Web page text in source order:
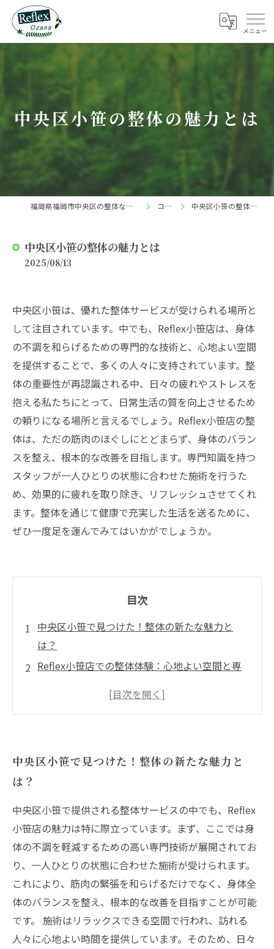
中央区小笹の整体の魅力とは
福岡県福岡市中央区の整体ならReflex 小笹店 コラム 中央区小笹の整体の魅力とは
中央区小笹の整体の魅力とは
2025/08/13
中央区小笹は、優れた整体サービスが受けられる場所と
して注目されています。中でも、Reflex小笹店は、身体
の不調を和らげるための専門的な技術と、心地よい空間
を提供することで、多くの人々に支持されています。整
体の重要性が再認識される中、日々の疲れやストレスを
抱える私たちにとって、日常生活の質を向上させるため
の頼りになる場所と言えるでしょう。Reflex小笹店の整
体は、ただの筋肉のほぐしにとどまらず、身体のバラン
スを整え、根本的な改善を目指します。専門知識を持つ
スタッフが一人ひとりの状態に合わせた施術を行うた
め、効果的に疲れを取り除き、リフレッシュさせてくれ
ます。整体を通じて健康で充実した生活を送るために、
ぜひ一度足を運んでみてはいかがでしょうか。
目次
中央区小笹で見つけた！整体の新たな魅力と
は？
Reflex小笹店での整体体験：心地よい空間と専
日常の疲れを忘れる！整体でリフレッシュする
の真髄
中央区小笹の整体が変える私たちの生活の質
健康で充実した生活へ！Reflex小笹店に行くべ
き理由
中央区小笹で見つけた！整体の新たな魅力と
は？
中央区小笹で提供される整体サービスの中でも、Reflex
小笹店の魅力は特に際立っています。まず、ここでは身
体の不調を軽減するための高い専門技術が展開されてお
り、一人ひとりの状態に合わせた施術が受けられます。
これにより、筋肉の緊張を和らげるだけでなく、身体全
体のバランスを整え、根本的な改善を目指すことが可能
です。 施術はリラックスできる空間で行われ、訪れる
人々に心地よい時間を提供しています。そのため、日々